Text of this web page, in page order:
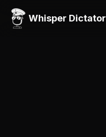
Whisper Dictator